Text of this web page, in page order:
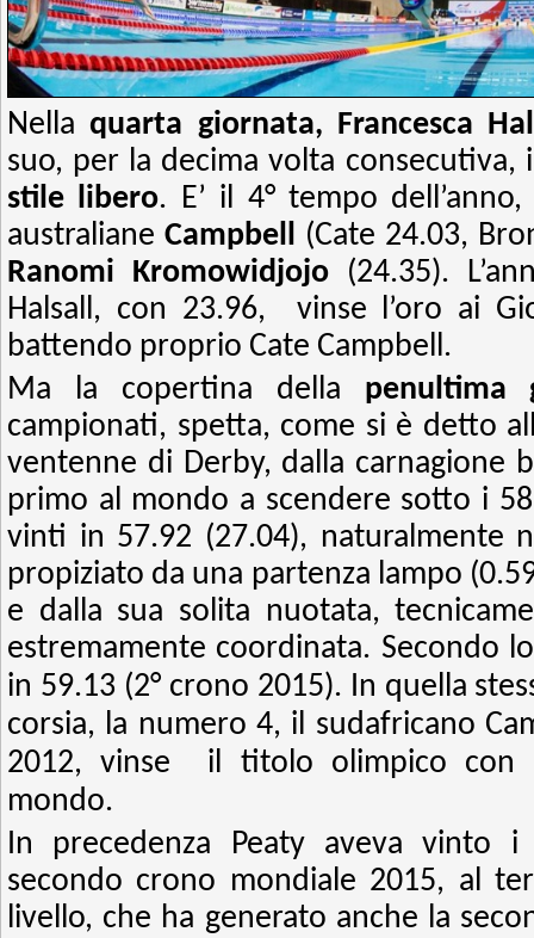
Nellaquarta giornata, Francesca
suo, per la decima volta
stile libero. E’ il 4° tempo
australiane Campbell (Cate 24.03,
Ranomi Kromowidjojo(24.35).
Halsall, con 23.96, vinse l’oro ai
battendo proprio Cate Campbell.
Ma la copertina della penultima
campionati, spetta, come si è detto
ventenne di Derby, dalla carnagione
primo al mondo a scendere sotto i
vinti in 57.92 (27.04), naturalmente
propiziato da una partenza lampo
e dalla sua solita nuotata,
estremamente coordinata. Secondo
in 59.13 (2° crono 2015). In quella
corsia, la numero 4, il sudafricano
2012, vinse il titolo olimpico con
mondo.
In precedenza Peaty aveva vinto
secondo crono mondiale 2015, al
livello, che ha generato anche la